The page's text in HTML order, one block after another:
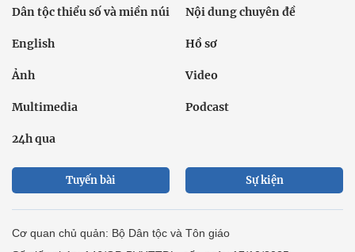
Dân tộc thiểu số và miền núi Nội dung chuyên đề
English Hồ sơ
Ảnh Video
Multimedia Podcast
24h qua
Tuyến bài Sự kiện
Cơ quan chủ quản: Bộ Dân tộc và Tôn giáo